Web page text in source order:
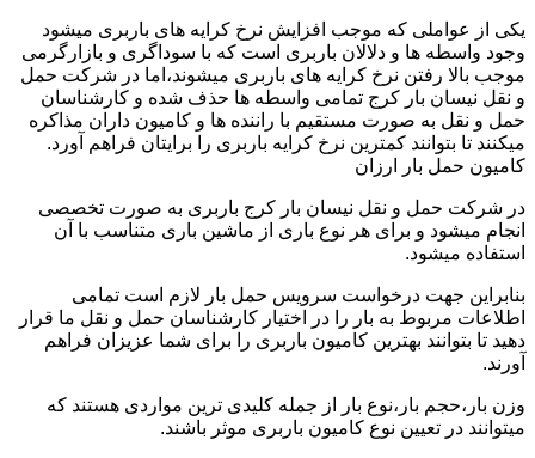
یکی از عواملی که موجب افزایش نرخ کرایه های باربری میشود
وجود واسطه ها و دلالان باربری است که با سوداگری و بازارگرمی
موجب بالا رفتن نرخ کرایه های باربری میشوند،اما در شرکت حمل
و نقل نیسان بار کرج تمامی واسطه ها حذف شده و کارشناسان
حمل و نقل به صورت مستقیم با راننده ها و کامیون داران مذاکره
میکنند تا بتوانند کمترین نرخ کرایه باربری را برایتان فراهم آورد.
کامیون حمل بار ارزان
در شرکت حمل و نقل نیسان بار کرج باربری به صورت تخصصی
انجام میشود و برای هر نوع باری از ماشین باری متناسب با آن
استفاده میشود.
بنابراین جهت درخواست سرویس حمل بار لازم است تمامی
اطلاعات مربوط به بار را در اختیار کارشناسان حمل و نقل ما قرار
دهید تا بتوانند بهترین کامیون باربری را برای شما عزیزان فراهم
آورند.
وزن بار،حجم بار،نوع بار از جمله کلیدی ترین مواردی هستند که
میتوانند در تعیین نوع کامیون باربری موثر باشند.